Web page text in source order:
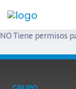
NO Tiene permisos